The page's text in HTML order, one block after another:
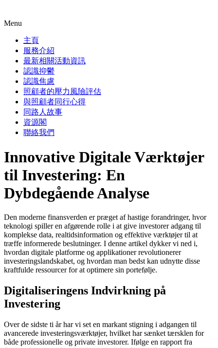
Menu
主頁
服務介紹
最新相關活動資訊
認識抑鬱
認識焦慮
照顧者的壓力風險評估
與照顧者同行心得
同路人故事
資源閣
聯絡我們
Innovative Digitale Værktøjer
til Investering: En
Dybdegående Analyse
Den moderne finansverden er præget af hastige forandringer, hvor
teknologi spiller en afgørende rolle i at give investorer adgang til
komplekse data, realtidsinformation og effektive værktøjer til at
træffe informerede beslutninger. I denne artikel dykker vi ned i,
hvordan digitale platforme og applikationer revolutionerer
investeringslandskabet, og hvordan man bedst kan udnytte disse
kraftfulde ressourcer for at optimere sin portefølje.
Digitaliseringens Indvirkning på
Investering
Over de sidste ti år har vi set en markant stigning i adgangen til
avancerede investeringsværktøjer, hvilket har sænket tærsklen for
både professionelle og private investorer. Ifølge en rapport fra